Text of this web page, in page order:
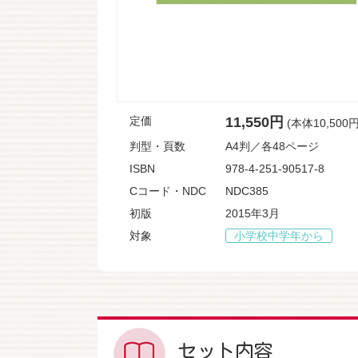
定価 11,550円 (本体10,500
判型・頁数
A4判／各48ページ
ISBN
978-4-251-90517-8
Cコード・NDC
NDC385
初版
2015年3月
対象
小学校中学年から
セット内容